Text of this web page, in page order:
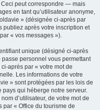
peut correspondre — mais
en tant qu’utilisateur anonyme,
» (désignée ci-après par
publiez après votre inscription et
« vos messages »).
unique (désigné ci-après
passe personnel vous permettant
après par « votre mot de
Les informations de votre
» sont protégées par les lois de
qui héberge notre serveur.
d’utilisateur, de votre mot de
par « Office du tourisme de